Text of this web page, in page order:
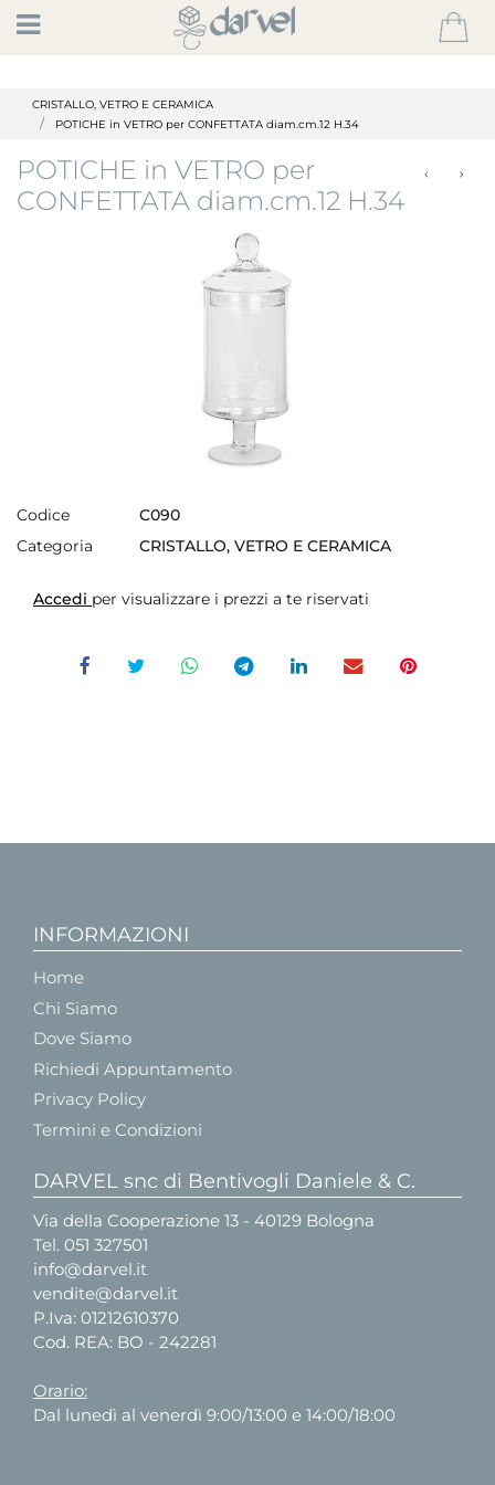
Open
CRISTALLO, VETRO E CERAMICA
POTICHE in VETRO per CONFETTATA diam.cm.12 H.34
POTICHE in VETRO per
CONFETTATA diam.cm.12 H.34
Codice
C090
Categoria
CRISTALLO, VETRO E CERAMICA
Accedi per visualizzare i prezzi a te riservati
INFORMAZIONI
Home
Chi Siamo
Dove Siamo
Richiedi Appuntamento
Privacy Policy
Termini e Condizioni
DARVEL snc di Bentivogli Daniele & C.
Via della Cooperazione 13 - 40129 Bologna
Tel. 051 327501
info@darvel.it
vendite@darvel.it
P.Iva: 01212610370
Cod. REA: BO - 242281
Orario:
Dal lunedì al venerdì 9:00/13:00 e 14:00/18:00